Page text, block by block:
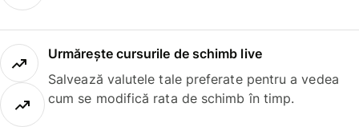
Urmărește cursurile de schimb live
Salvează valutele tale preferate pentru a vedea
cum se modifică rata de schimb în timp.